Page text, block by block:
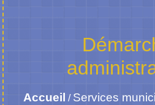
Accueil / Services